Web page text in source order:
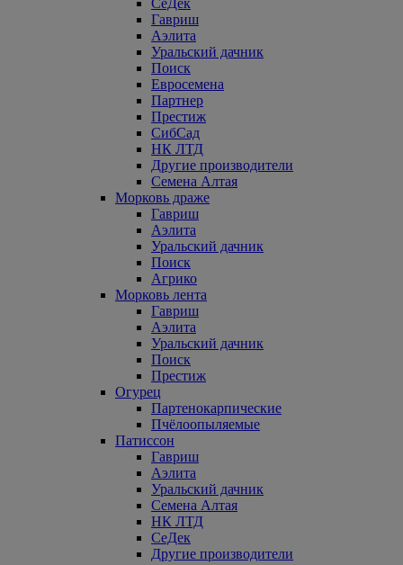
СеДек
Гавриш
Аэлита
Уральский дачник
Поиск
Евросемена
Партнер
Престиж
СибСад
НК ЛТД
Другие производители
Семена Алтая
Морковь драже
Гавриш
Аэлита
Уральский дачник
Поиск
Агрико
Морковь лента
Гавриш
Аэлита
Уральский дачник
Поиск
Престиж
Огурец
Партенокарпические
Пчёлоопыляемые
Патиссон
Гавриш
Аэлита
Уральский дачник
Семена Алтая
НК ЛТД
СеДек
Другие производители